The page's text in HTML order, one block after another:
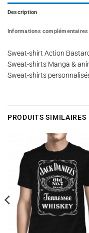
Description
Informations complémentaires
Sweat-shirt Action
Sweat-shirts Manga &
Sweat-shirts
PRODUITS SIMILAIRES